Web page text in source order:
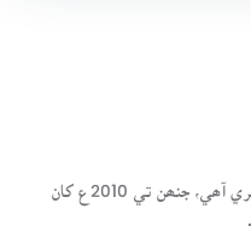
سنڌسلامت ڪتاب گهر ھڪ آن لائين لائبريري آھي، جنھن تي 2010ع کان